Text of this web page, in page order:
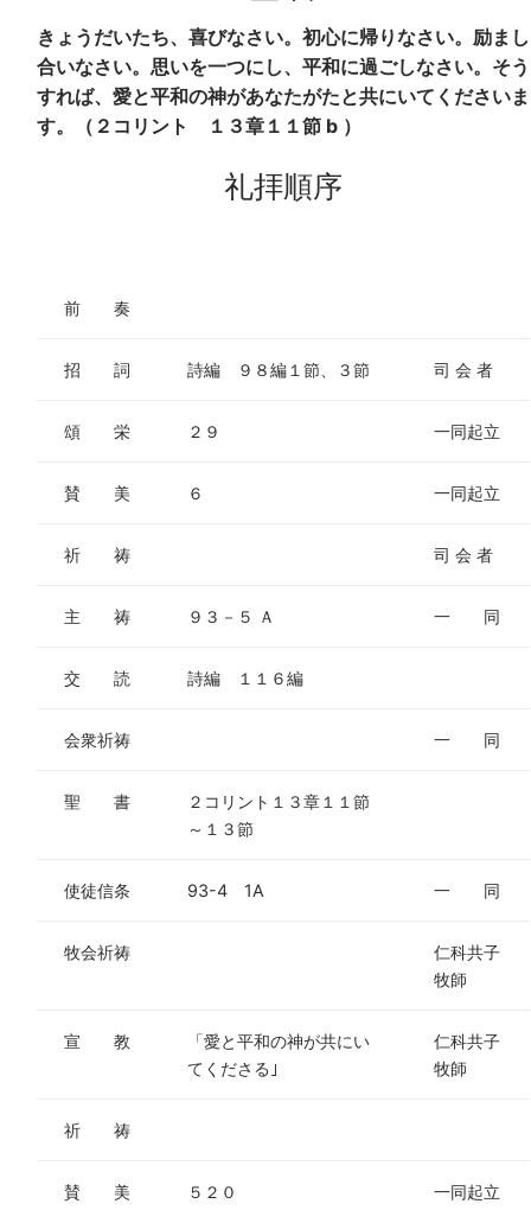
きょうだいたち、喜びなさい。初心に帰りなさい。励まし
合いなさい。思いを一つにし、平和に過ごしなさい。そう
すれば、愛と平和の神があなたがたと共にいてくださいま
す。（２コリント １３章１１節 b ）
礼拝順序
前 奏
招 詞 詩編 ９８編１節、３節 司 会 者
頌 栄 ２９ 一同起立
賛 美 ６ 一同起立
祈 祷 司 会 者
主 祷 ９３－５ Ａ 一 同
交 読 詩編 １１６編
会衆祈祷 一 同
聖 書
２コリント１３章１１節
～１３節
使徒信条 93-4 1A 一 同
牧会祈祷
仁科共子
牧師
宣 教
「愛と平和の神が共にい
てくださる｣
仁科共子
牧師
祈 祷
賛 美 ５２０ 一同起立